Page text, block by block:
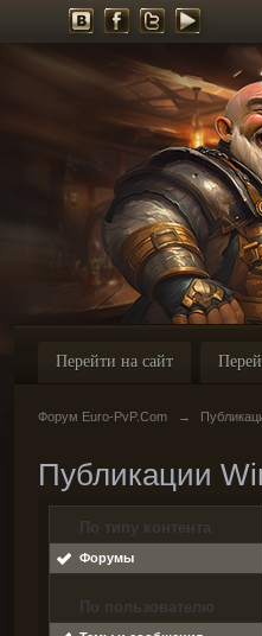
Перейти на сайт
Форум Euro-PvP.Com →
Публикации
По типу контента
Форумы
По пользователю